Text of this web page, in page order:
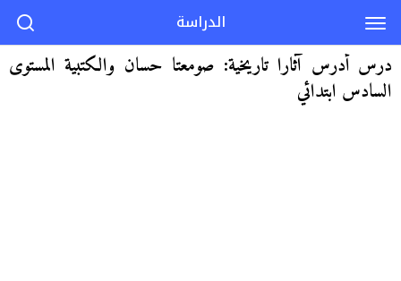
درس أدرس آثارا تاريخية: صومعتا حسان والكتبية المستوى
السادس ابتدائي
الدراسة